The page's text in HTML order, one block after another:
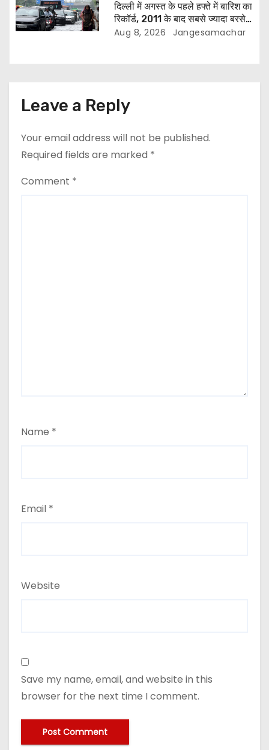
दिल्ली में अगस्त के पहले हफ्ते में बारिश का
रिकॉर्ड, 2011 के बाद सबसे ज्यादा बरसे
बादल
Aug 8, 2026 Jangesamachar
Leave a Reply
Your email address will not be published.
Required fields are marked *
Comment *
Name *
Email *
Website
Save my name, email, and website in this
browser for the next time I comment.